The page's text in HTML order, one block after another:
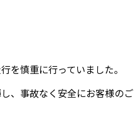
を慎重に行っていました。
、事故なく安全にお客様のご